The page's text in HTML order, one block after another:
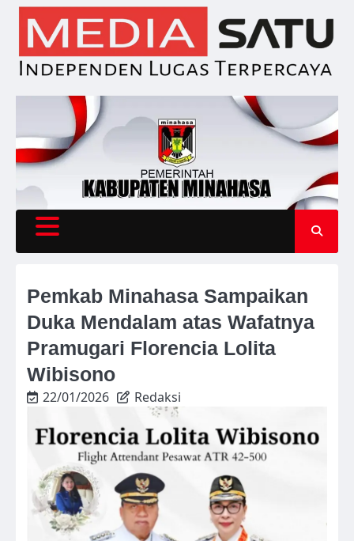
Skip
content
Pemkab Minahasa Sampaikan
Duka Mendalam atas Wafatnya
Pramugari Florencia Lolita
Wibisono
22/01/2026 Redaksi